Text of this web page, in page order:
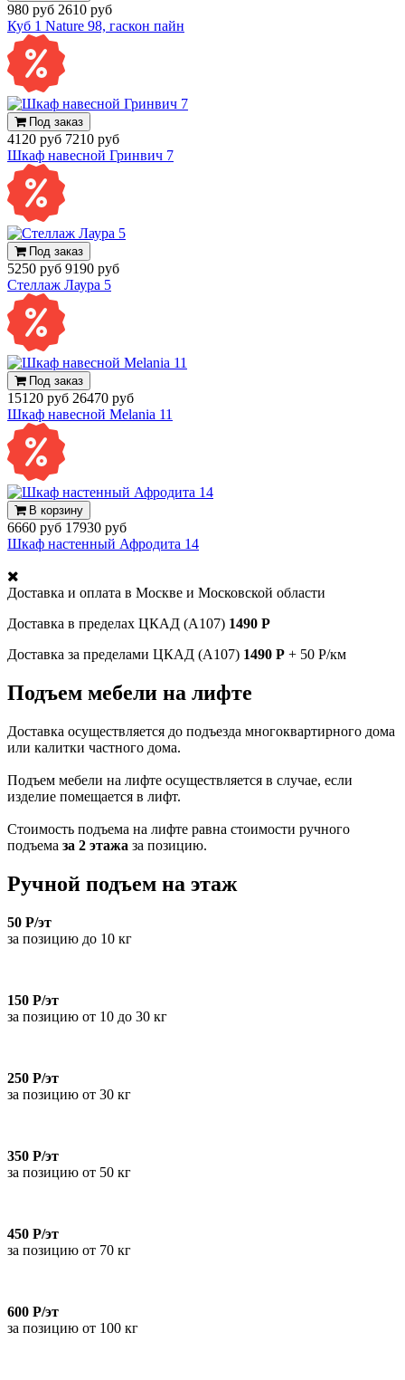
980 руб 2610 руб
Куб 1 Nature 98, гаскон пайн
Под заказ
4120 руб 7210 руб
Шкаф навесной Гринвич 7
Под заказ
5250 руб 9190 руб
Стеллаж Лаура 5
Под заказ
15120 руб 26470 руб
Шкаф навесной Melania 11
В корзину
6660 руб 17930 руб
Шкаф настенный Афродита 14
Доставка и оплата в Москве и Московской области
Доставка в пределах ЦКАД (А107) 1490 Р
Доставка за пределами ЦКАД (А107) 1490 Р + 50 Р/км
Подъем мебели на лифте
Доставка осуществляется до подъезда многоквартирного дома
или калитки частного дома.
Подъем мебели на лифте осуществляется в случае, если
изделие помещается в лифт.
Стоимость подъема на лифте равна стоимости ручного
подъема за 2 этажа за позицию.
Ручной подъем на этаж
50 Р/эт
за позицию до 10 кг
150 Р/эт
за позицию от 10 до 30 кг
250 Р/эт
за позицию от 30 кг
350 Р/эт
за позицию от 50 кг
450 Р/эт
за позицию от 70 кг
600 Р/эт
за позицию от 100 кг